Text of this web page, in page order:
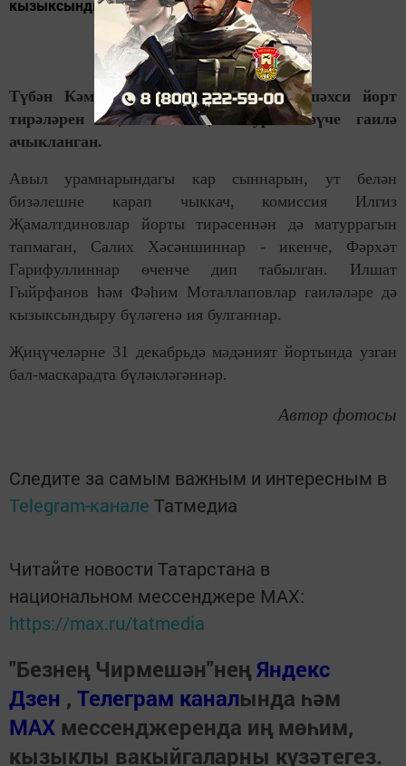
кызыксындыру бүләгенә...
Түбән Кәминкә авылында быел да шәхси йорт
тирәләрен Яңа елга иң матур бизәүче гаилә
ачыкланган.
Авыл урамнарындагы кар сыннарын, ут белән
бизәлешне карап чыккач, комиссия Илгиз
Җамалтдиновлар йорты тирәсеннән дә матуррагын
тапмаган, Салих Хәсәншиннар - икенче, Фәрхәт
Гарифуллиннар өченче дип табылган. Илшат
Гыйрфанов һәм Фәһим Моталлаповлар гаиләләре дә
кызыксындыру бүләгенә ия булганнар.
Җиңүчеләрне 31 декабрьдә мәдәният йортында узган
бал-маскарадта бүләкләгәннәр.
Автор фотосы
Следите за самым важным и интересным в
Telegram-канале Татмедиа
Читайте новости Татарстана в
национальном мессенджере MАХ:
https://max.ru/tatmedia
"Безнең Чирмешән"неңЯндекс
Дзен , Телеграм каналында һәм
МАХ мессенджеренда иң мөһим,
кызыклы вакыйгаларны күзәтегез.